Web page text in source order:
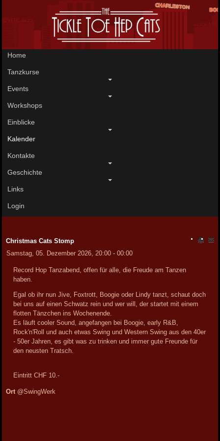
Home
Tanzkurse
Events
Workshops
Einblicke
Kalender
Kontakte
Geschichte
Links
Login
Christmas Cats Stomp
Samstag, 05. Dezember 2026, 20:00 - 00:00
Record Hop Tanzabend, offen für alle, die Freude am Tanzen
haben.
Egal ob ihr nun Jive, Foxtrott, Boogie oder Lindy tanzt, schaut doch
bei uns auf einen Schwatz rein und wer will, der startet mit einem
flotten Tänzchen ins Wochenende.
Es läuft cooler Sound, angefangen bei Boogie, early R&B,
Rock'n'Roll und auch etwas Swing und Western Swing aus den 40er
- 50er Jahren, es gibt was zu trinken und immer gute Freunde für
den neusten Tratsch.
Eintritt CHF 10.-
Ort @SwingWerk